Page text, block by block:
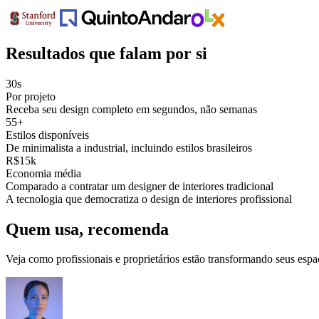
Resultados que falam por si
30s
Por projeto
Receba seu design completo em segundos, não semanas
55+
Estilos disponíveis
De minimalista a industrial, incluindo estilos brasileiros
R$15k
Economia média
Comparado a contratar um designer de interiores tradicional
A tecnologia que democratiza o design de interiores profissional
Quem usa, recomenda
Veja como profissionais e proprietários estão transformando seus